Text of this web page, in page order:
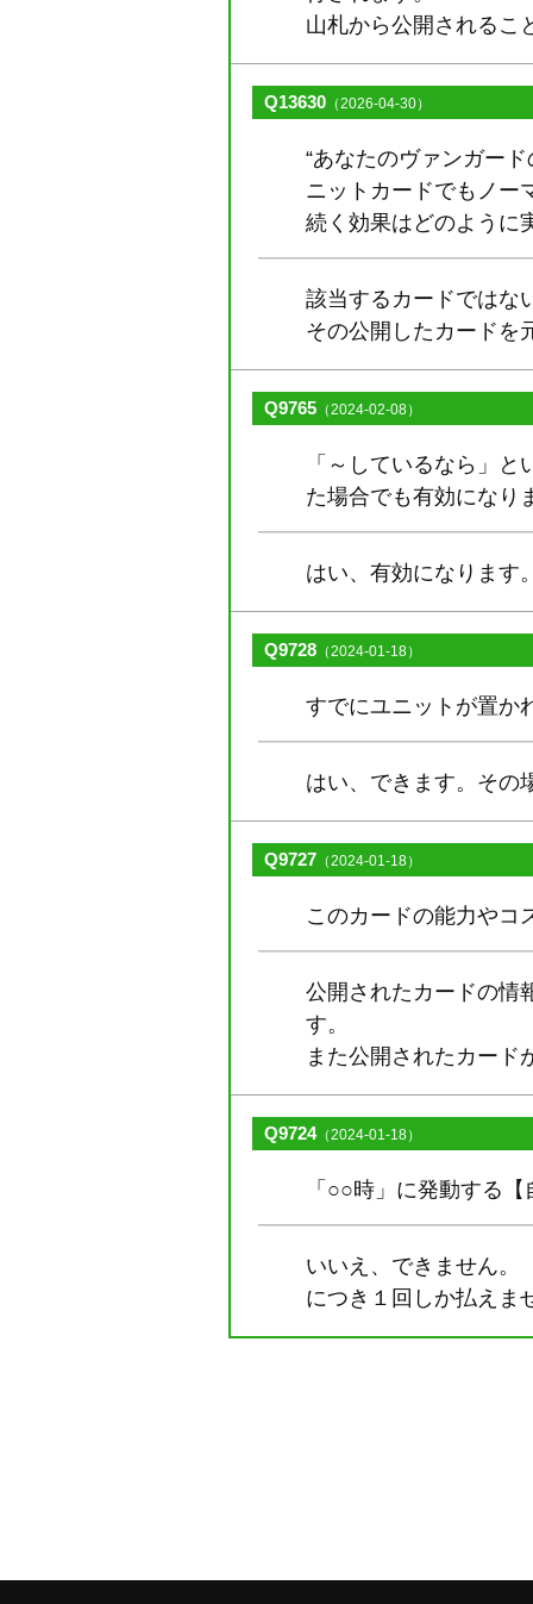
山札から公開されるこ
Q13630 （2026-04-30）
“あなたのヴァンガー
ニットカードでもノー
続く効果はどのように
該当するカードではな
その公開したカードを
Q9765 （2024-02-08）
「～しているなら」
た場合でも有効になり
はい、有効になります
Q9728 （2024-01-18）
すでにユニットが置か
はい、できます。その
Q9727 （2024-01-18）
このカードの能力やコ
公開されたカードの情
す。
また公開されたカード
Q9724（2024-01-18）
「○○時」に発動する
いいえ、できません。
につき１回しか払えま